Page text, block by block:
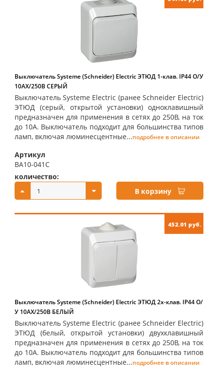
Выключатель Systeme (Schneider) Electric ЭТЮД 1-клав. IP44 О/У
10АX/250B СЕРЫЙ
Выключатель Systeme Electric (ранее Schneider Electric)
ЭТЮД (серый, открытой установки) одноклавишный
предназначен для применения в сетях до 250В, на ток
до 10А. Выключатель подходит для большинства типов
ламп, включая люминесцентные...подробнее в описании
Артикул
BA10-041C
количество:
В корзину
452.01 руб.
Выключатель Systeme (Schneider) Electric ЭТЮД 2х-клав. IP44 О/
У 10АX/250B БЕЛЫЙ
Выключатель Systeme Electric (ранее Schneider Electric)
ЭТЮД (белый, открытой установки) двухклавишный
предназначен для применения в сетях до 250В, на ток
до 10А. Выключатель подходит для большинства типов
ламп, включая люминесцентные...подробнее в описании